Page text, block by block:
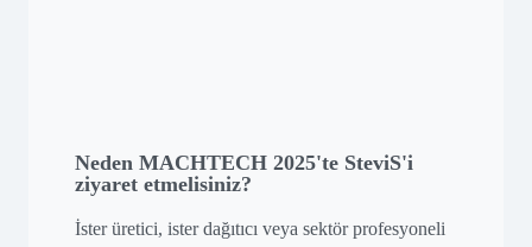
Neden MACHTECH 2025'te SteviS'i
ziyaret etmelisiniz?
İster üretici, ister dağıtıcı veya sektör profesyoneli